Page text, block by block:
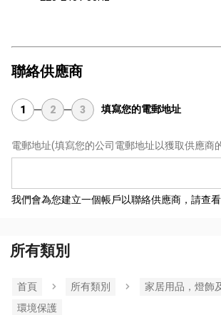
聯絡供應商
1 2 3 填寫您的電郵地址
電郵地址(填寫您的公司電郵地址以獲取供應商
我們會為您建立一個帳戶以聯絡供應商，請查看
所有類別
首頁 所有類別
家居用品，燈飾
環境保護